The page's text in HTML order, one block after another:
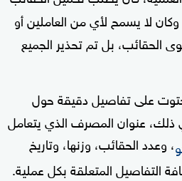
لا يسمح لأي من العاملين أو
الحقائب، بل تم تحذير الجميع
على تفاصيل دقيقة حول
ذلك، عنوان المصرف الذي يتعامل
، وعدد الحقائب، وزنها، وتاريخ
التفاصيل المتعلقة بكل عملية.